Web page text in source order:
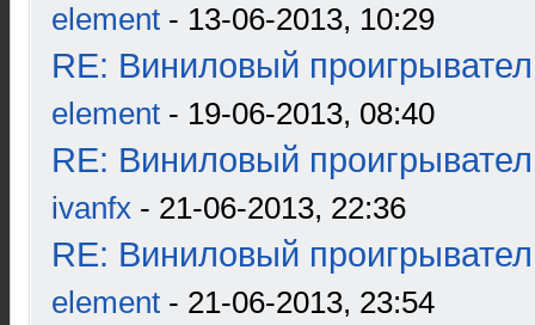
element - 13-06-2013, 10:29
RE: Виниловый
element - 19-06-2013, 08:40
RE: Виниловый
ivanfx - 21-06-2013, 22:36
RE: Виниловый
element - 21-06-2013, 23:54